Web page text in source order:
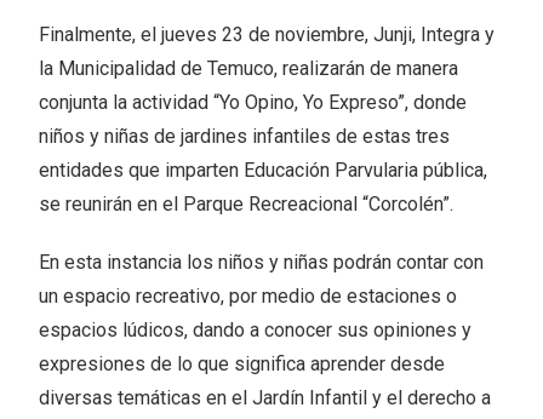
Finalmente, el jueves 23 de noviembre, Junji, Integra y
la Municipalidad de Temuco, realizarán de manera
conjunta la actividad “Yo Opino, Yo Expreso”, donde
niños y niñas de jardines infantiles de estas tres
entidades que imparten Educación Parvularia pública,
se reunirán en el Parque Recreacional “Corcolén”.
En esta instancia los niños y niñas podrán contar con
un espacio recreativo, por medio de estaciones o
espacios lúdicos, dando a conocer sus opiniones y
expresiones de lo que significa aprender desde
diversas temáticas en el Jardín Infantil y el derecho a